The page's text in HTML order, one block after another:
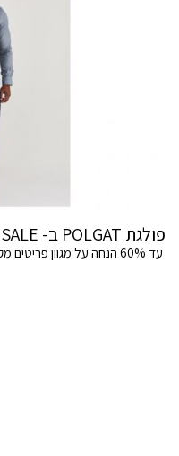
פולגת POLGAT ב- FINAL SALE .
עד 60% הנחה על מגוון פריטים מקולקציית החורף.